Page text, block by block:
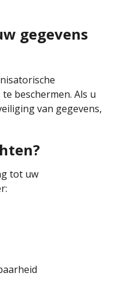
gegevens
beschermen. Als u
van gegevens,
tot uw